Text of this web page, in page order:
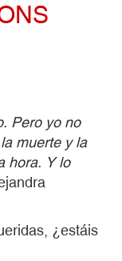
Pero yo no
muerte y la
hora. Y lo
¿estáis